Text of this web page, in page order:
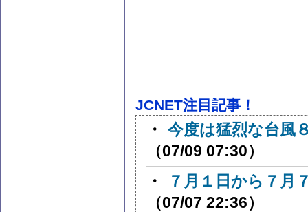
JCNET注目記事！
・ 今度は猛烈な台風
（07/09 07:30）
・
７月１日から７月
（07/07 22:36）